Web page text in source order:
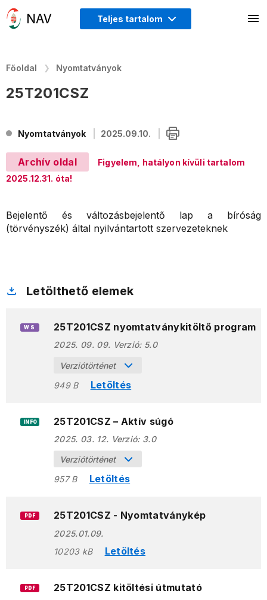
Teljes tartalom
Főoldal Nyomtatványok
25T201CSZ
Nyomtatványok 2025.09.10.
Archív oldal
Figyelem, hatályon kívüli tartalom
2025.12.31. óta!
Bejelentő és változásbejelentő lap a bíróság
(törvényszék) által nyilvántartott szervezeteknek
Letölthető elemek
WS 25T201CSZ nyomtatványkitöltő program
2025. 09. 09. Verzió: 5.0
Verziótörténet
949 B
Letöltés
INFO 25T201CSZ – Aktív súgó
2025. 03. 12. Verzió: 3.0
Verziótörténet
957 B
Letöltés
PDF 25T201CSZ - Nyomtatványkép
2025.01.09.
10203 kB
Letöltés
PDF 25T201CSZ kitöltési útmutató